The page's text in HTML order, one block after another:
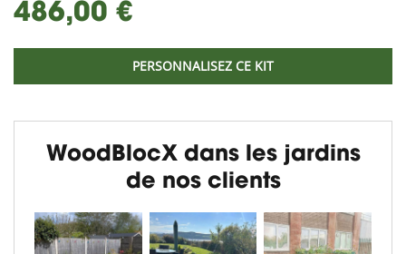
486,00 €
PERSONNALISEZ CE KIT
WoodBlocX dans les jardins
de nos clients